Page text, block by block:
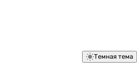
Темная тема